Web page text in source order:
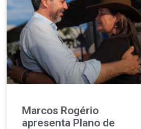
Marcos Rogério
apresenta Plano de